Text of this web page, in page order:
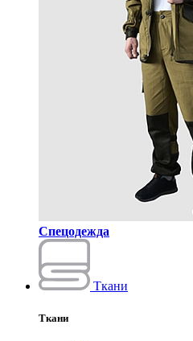
Спецодежда
Ткани
Ткани